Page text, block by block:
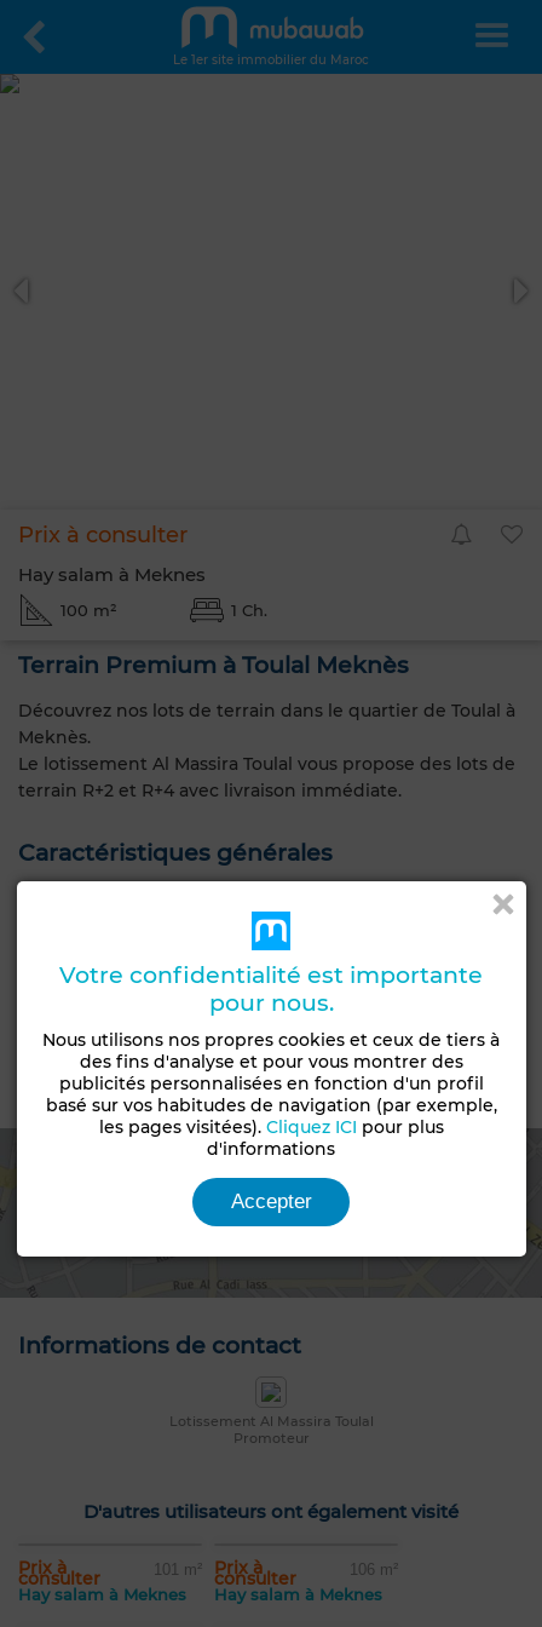
Le 1er site immobilier du Maroc
Prix à consulter
Hay salam à Meknes
100 m² 1 Ch.
Terrain Premium à Toulal Meknès
Découvrez nos lots de terrain dans le quartier de Toulal à
Meknès.
Le lotissement Al Massira Toulal vous propose des lots de
terrain R+2 et R+4 avec livraison immédiate.
Caractéristiques générales
Emplacement
Voir la carte
Informations de contact
Lotissement Al Massira Toulal
Promoteur
D'autres utilisateurs ont également visité
Prix à
consulter 101 m²
Hay salam à Meknes
Prix à
consulter 106 m²
Hay salam à Meknes
Votre confidentialité est importante
pour nous.
Nous utilisons nos propres cookies et ceux de tiers à
des fins d'analyse et pour vous montrer des
publicités personnalisées en fonction d'un profil
basé sur vos habitudes de navigation (par exemple,
les pages visitées). Cliquez ICI pour plus
d'informations
Accepter